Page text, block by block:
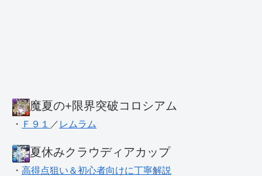
魔夏の+限界突破コロシアム
・ Ｆ９１ ／ レムラム
夏休みクラウディアカップ
・ 高得点狙い＆初心者向けに丁寧解説